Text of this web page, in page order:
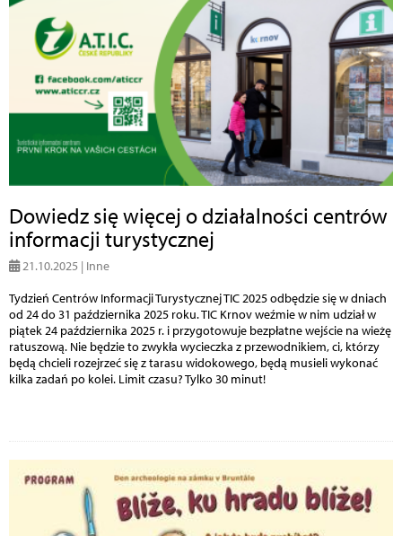
Dowiedz się więcej o działalności centrów
informacji turystycznej
21.10.2025 | Inne
Tydzień Centrów Informacji Turystycznej TIC 2025 odbędzie się w dniach
od 24 do 31 października 2025 roku. TIC Krnov weźmie w nim udział w
piątek 24 października 2025 r. i przygotowuje bezpłatne wejście na wieżę
ratuszową. Nie będzie to zwykła wycieczka z przewodnikiem, ci, którzy
będą chcieli rozejrzeć się z tarasu widokowego, będą musieli wykonać
kilka zadań po kolei. Limit czasu? Tylko 30 minut!